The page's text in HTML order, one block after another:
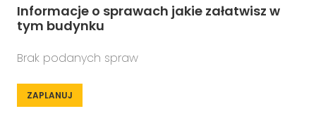
Informacje o sprawach jakie załatwisz w
tym budynku
Brak podanych spraw
ZAPLANUJ